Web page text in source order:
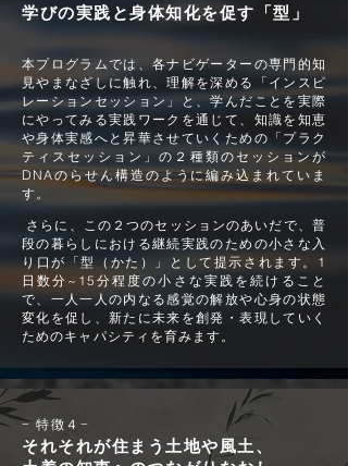
学びの実践と​身体知化を促す「型」
本プログラムでは、各ナビゲーターの専門的知
見やまなざしに触れ、理解を深める「インスピ
レーションセッション」と、学んだことを実際
にやってみる実践ワークを通じて、知識を知恵
や身体実感へと昇華させていくための「プラク
ティスセッション」の２種類のセッションが
DNAのらせん構造のように編み込まれていま
す。
さらに、この２つのセッションのあいだで、普
段の暮らしにおける継続実践のための小さな入
り口が「型（かた）」として提示されます。1
日数分~15分程度の小さな実践を続けること
で、一人一人の内なる感覚の解放や心身の状態
変化を促し、新たに未来を創発・表現していく
ためのキャパシティを育みます。
− 特徴４ −
それそれが住まう土地や風土、